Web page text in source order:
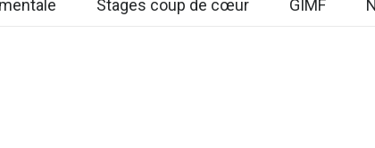
Stages coup de cœur GIMF